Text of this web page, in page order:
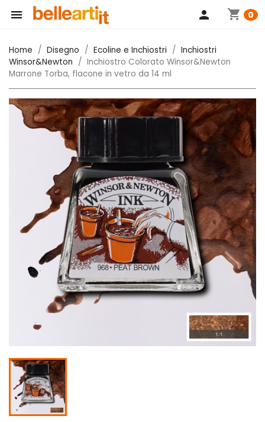
 shopping_cart 0
person
Home Disegno Ecoline e Inchiostri
Inchiostri
Winsor&Newton
Inchiostro Colorato Winsor&Newton
Marrone Torba, flacone in vetro da 14 ml